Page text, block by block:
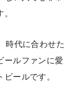
時代に合わせた
ールファンに愛
ールです。